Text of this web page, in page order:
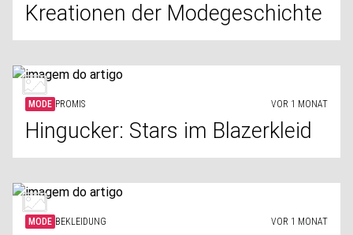
Kreationen der Modegeschichte
MODE PROMIS VOR 1 MONAT
Hingucker: Stars im Blazerkleid
MODE BEKLEIDUNG VOR 1 MONAT